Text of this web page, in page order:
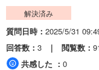
解決済み
質問日時
2025/5/31
回答数
3 閲覧数
共感した
0